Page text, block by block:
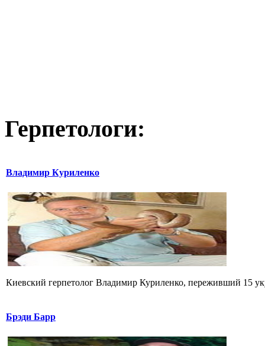
Герпетологи:
Владимир Куриленко
Киевский герпетолог Владимир Куриленко, переживший 15
Брэди Барр